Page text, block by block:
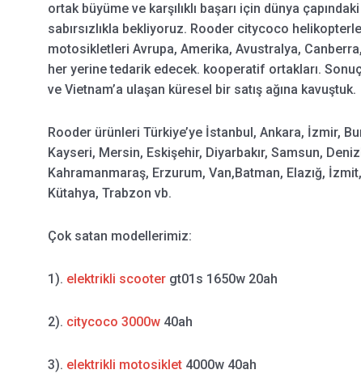
ortak büyüme ve karşılıklı başarı için dünya
sabırsızlıkla bekliyoruz. Rooder citycoco
motosikletleri Avrupa, Amerika, Avustralya,
her yerine tedarik edecek. kooperatif ortakları.
ve Vietnam’a ulaşan küresel bir satış ağına kavuştuk.
Rooder ürünleri Türkiye’ye İstanbul, Ankara, İzmir,
Kayseri, Mersin, Eskişehir, Diyarbakır, Samsun,
Kahramanmaraş, Erzurum, Van,Batman, Elazığ,
Kütahya, Trabzon vb.
Çok satan modellerimiz:
1). elektrikli scootergt01s 1650w 20ah
2). citycoco 3000w40ah
3). elektrikli motosiklet4000w 40ah